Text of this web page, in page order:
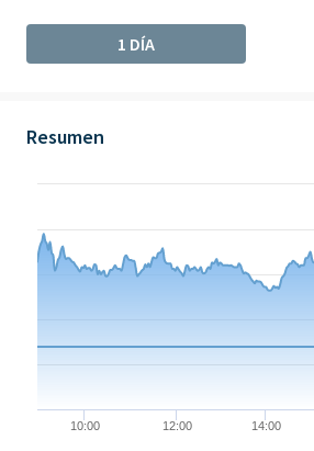
1 DÍA
Resumen
Chart
Chart with 250 data points.
The chart has 1 X axis displaying
The chart has 1 Y axis displaying
10:00 12:00 14:00